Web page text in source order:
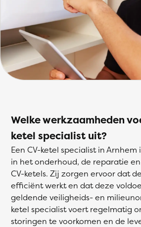
Welke werkzaamheden
ketel specialist uit?
Een CV-ketel specialist in Arnhem
in het onderhoud, de reparatie
CV-ketels. Zij zorgen ervoor dat
efficiënt werkt en dat deze
geldende veiligheids- en
ketel specialist voert regelmatig
storingen te voorkomen en de